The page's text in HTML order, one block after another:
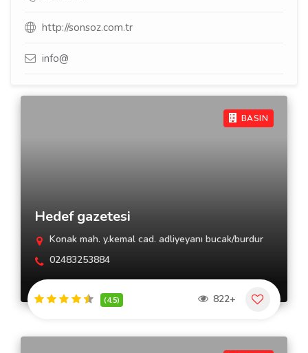
http://sonsoz.com.tr
info@
BASIN
Hedef gazetesi
Konak mah. y.kemal cad. adliyeyanı bucak/burdur
02483253884
(4.5) 822+